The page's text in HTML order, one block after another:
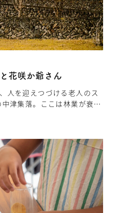
花咲か爺さん
人を迎えつづける老人のス
津集落。ここは林業が衰退